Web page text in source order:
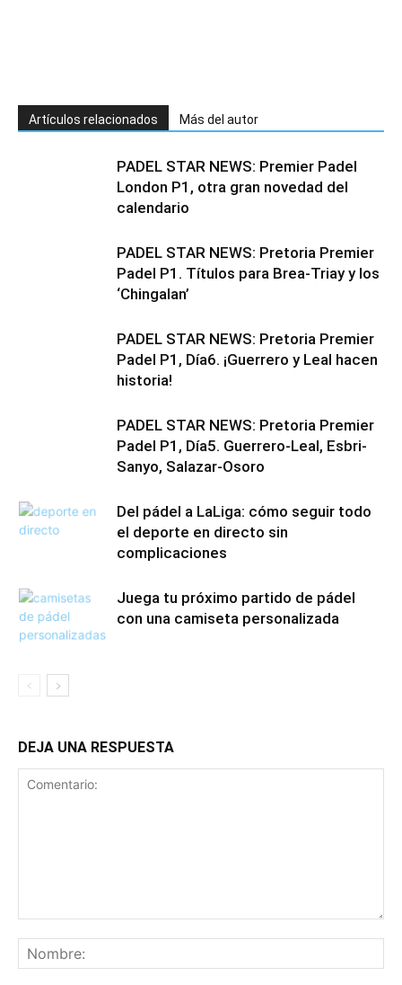
Artículos relacionados Más del autor
PADEL STAR NEWS: Premier Padel
London P1, otra gran novedad del
calendario
PADEL STAR NEWS: Pretoria Premier
Padel P1. Títulos para Brea-Triay y los
‘Chingalan’
PADEL STAR NEWS: Pretoria Premier
Padel P1, Día6. ¡Guerrero y Leal hacen
historia!
PADEL STAR NEWS: Pretoria Premier
Padel P1, Día5. Guerrero-Leal, Esbri-
Sanyo, Salazar-Osoro
Del pádel a LaLiga: cómo seguir todo
el deporte en directo sin
complicaciones
Juega tu próximo partido de pádel
con una camiseta personalizada
DEJA UNA RESPUESTA